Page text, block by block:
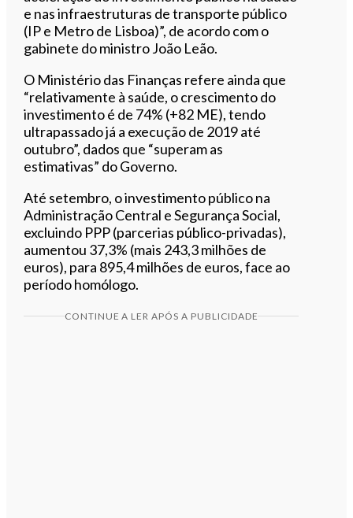
e nas infraestruturas de transporte público
(IP e Metro de Lisboa)”, de acordo com o
gabinete do ministro João Leão.
O Ministério das Finanças refere ainda que
“relativamente à saúde, o crescimento do
investimento é de 74% (+82 ME), tendo
ultrapassado já a execução de 2019 até
outubro”, dados que “superam as
estimativas” do Governo.
Até setembro, o investimento público na
Administração Central e Segurança Social,
excluindo PPP (parcerias público-privadas),
aumentou 37,3% (mais 243,3 milhões de
euros), para 895,4 milhões de euros, face ao
período homólogo.
CONTINUE A LER APÓS A PUBLICIDADE